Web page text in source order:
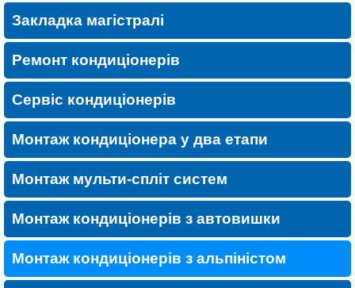
Закладка магістралі
Ремонт кондиціонерів
Сервіс кондиціонерів
Монтаж кондиціонера у два етапи
Монтаж мульти-спліт систем
Монтаж кондиціонерів з автовишки
Монтаж кондиціонерів з альпіністом